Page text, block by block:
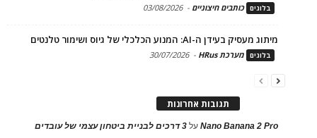
בלוגים כותבים חיצוניים -
03/08/2026
מיתוג מעסיק בעידן ה-AI: המנוע הכלכלי של גיוס ושימור טלנטים
בלוגים מערכת HRus -
30/07/2026
תגובות אחרונות
Nano Banana 2 Proעל 3 דרכים לבניית ביטחון עצמי של עובדים